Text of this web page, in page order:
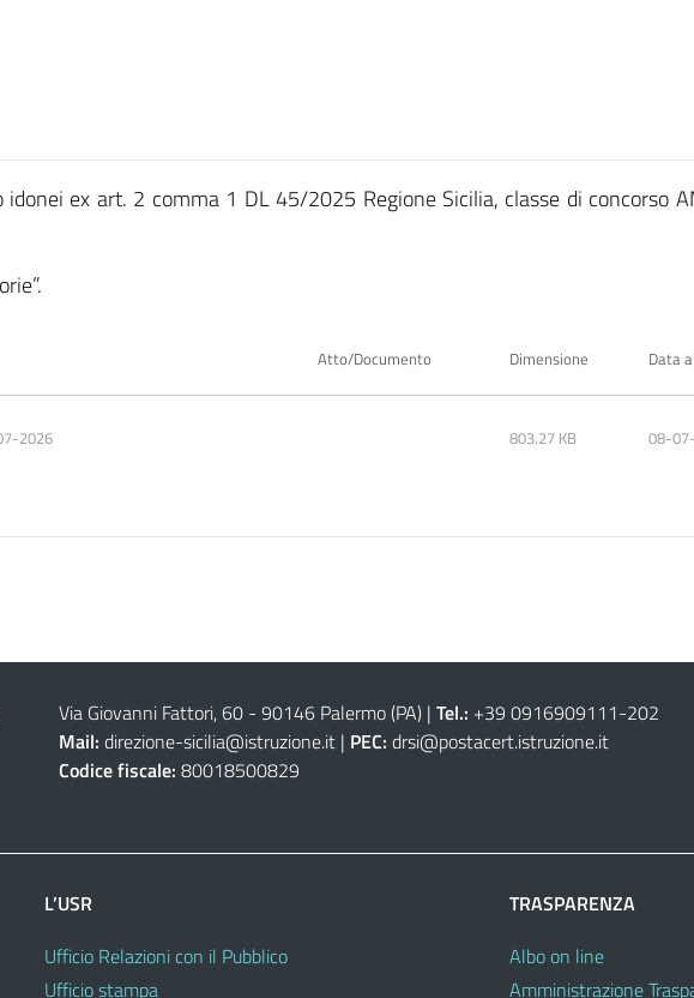
ex art. 2 comma 1 DL 45/2025 Regione Sicilia, classe di concorso
Atto/Documento Dimensione Data
2026 803.27 KB 08-
Via Giovanni Fattori, 60 - 90146 Palermo (PA)| Tel.: +39 0916909111-202
Mail: direzione-sicilia@istruzione.it| PEC: drsi@postacert.istruzione.it
Codice fiscale: 80018500829
L’USR
Ufficio Relazioni con il Pubblico
Ufficio stampa
TRASPARENZA
Albo on line
Amministrazione